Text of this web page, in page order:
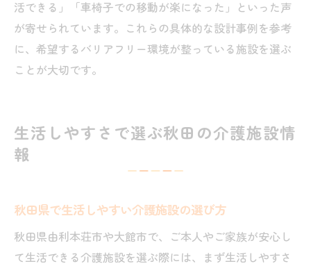
活できる」「車椅子での移動が楽になった」といった声
が寄せられています。これらの具体的な設計事例を参考
に、希望するバリアフリー環境が整っている施設を選ぶ
ことが大切です。
生活しやすさで選ぶ秋田の介護施設情
報
秋田県で生活しやすい介護施設の選び方
秋田県由利本荘市や大館市で、ご本人やご家族が安心し
て生活できる介護施設を選ぶ際には、まず生活しやすさ